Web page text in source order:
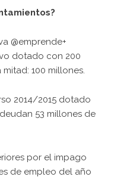
@emprende+
dotado con 200
100 millones.
2014/2015 dotado
53 millones de
por el impago
de empleo del año